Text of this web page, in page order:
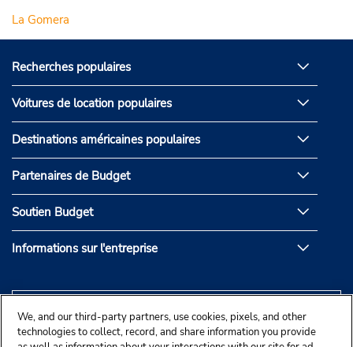
La Gomera
Recherches populaires
Voitures de location populaires
Destinations américaines populaires
Partenaires de Budget
Soutien Budget
Informations sur l'entreprise
We, and our third-party partners, use cookies, pixels, and other
technologies to collect, record, and share information you provide